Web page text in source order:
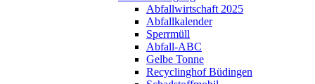
Abfallwirtschaft 2025
Abfallkalender
Sperrmüll
Abfall-ABC
Gelbe Tonne
Recyclinghof Büdingen